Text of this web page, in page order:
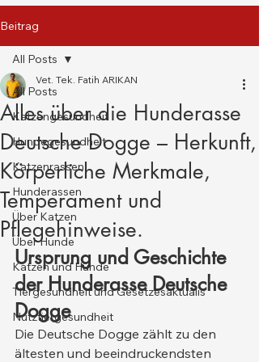
Beitrag
All Posts
Katzengesundheit
Hundegesundheit
Katzenrassen
Hunderassen
Über Katzen
Über Hunde
Katzen und Hunde
Tiergesundheit und Gesetzesaktualis
Nutztiergesundheit
All Posts
Alles über die Hunderasse
Deutsche Dogge – Herkunft,
Körperliche Merkmale,
Temperament und
Pflegehinweise.
Vet. Tek. Fatih ARIKAN
Ursprung und Geschichte
der Hunderasse Deutsche
Dogge
Die Deutsche Dogge zählt zu den
ältesten und beeindruckendsten